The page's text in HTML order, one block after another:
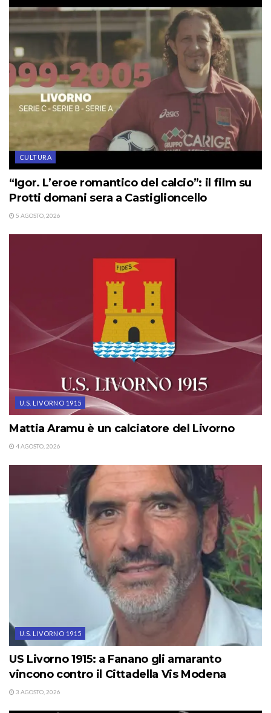
CULTURA
“Igor. L’eroe romantico del calcio”: il film su
Protti domani sera a Castiglioncello
5 AGOSTO, 2026
U.S. LIVORNO 1915
Mattia Aramu è un calciatore del Livorno
4 AGOSTO, 2026
U.S. LIVORNO 1915
US Livorno 1915: a Fanano gli amaranto
vincono contro il Cittadella Vis Modena
3 AGOSTO, 2026